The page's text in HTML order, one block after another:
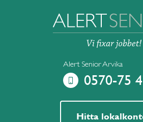
Alert Senior Arvika
0570-75
Hitta